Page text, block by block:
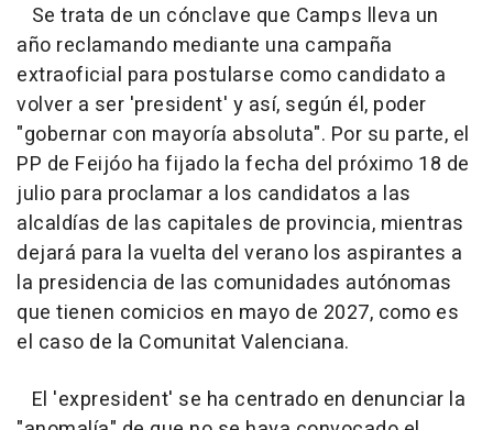
Se trata de un cónclave que Camps lleva un
año reclamando mediante una campaña
extraoficial para postularse como candidato a
volver a ser 'president' y así, según él, poder
"gobernar con mayoría absoluta". Por su parte, el
PP de Feijóo ha fijado la fecha del próximo 18 de
julio para proclamar a los candidatos a las
alcaldías de las capitales de provincia, mientras
dejará para la vuelta del verano los aspirantes a
la presidencia de las comunidades autónomas
que tienen comicios en mayo de 2027, como es
el caso de la Comunitat Valenciana.
El 'expresident' se ha centrado en denunciar la